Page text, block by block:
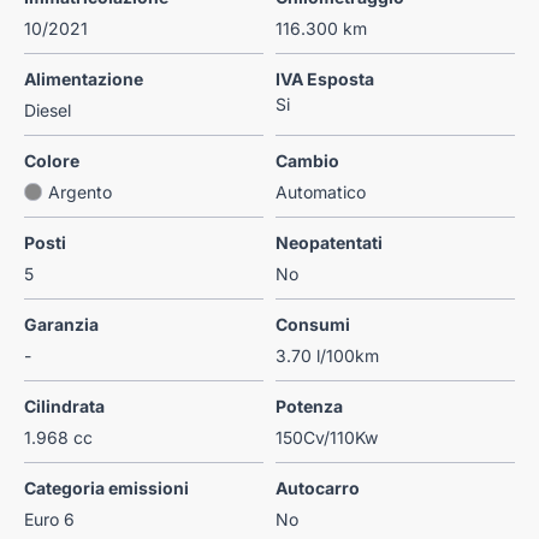
10/2021
116.300 km
Alimentazione
Diesel
IVA Esposta
Si
Colore
Argento
Cambio
Automatico
Posti
5
Neopatentati
No
Garanzia
-
Consumi
3.70 l/100km
Cilindrata
1.968 cc
Potenza
150Cv/110Kw
Categoria emissioni
Euro 6
Autocarro
No